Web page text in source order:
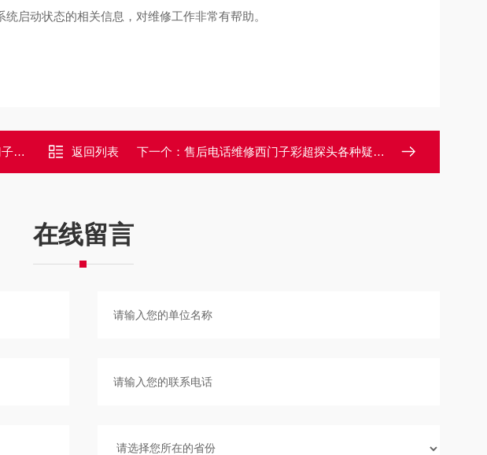
启动状态的相关信息，对维修工作非常有帮助。
理 返回列表 下一个： 售后电话维修西门子彩超探头各种疑难杂症故障修理
在线留言